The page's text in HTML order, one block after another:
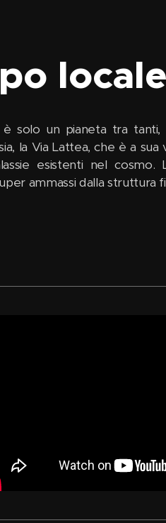
locale
solo un pianeta tra tanti,
la Via Lattea, che è a
esistenti nel cosmo.
ammassi dalla struttura